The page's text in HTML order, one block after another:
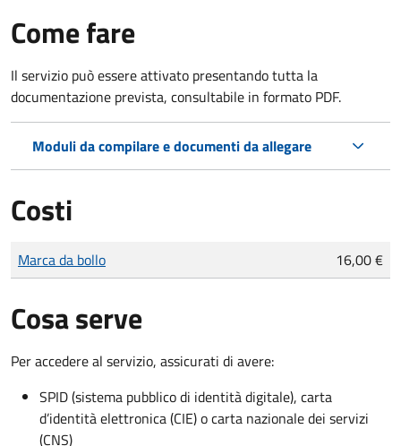
Come fare
Il servizio può essere attivato presentando tutta la
documentazione prevista, consultabile in formato PDF.
Moduli da compilare e documenti da allegare
Costi
Tipo di pagamento
Importo
Marca da bollo 16,00 €
Cosa serve
Per accedere al servizio, assicurati di avere:
SPID (sistema pubblico di identità digitale), carta
d’identità elettronica (CIE) o carta nazionale dei servizi
(CNS)